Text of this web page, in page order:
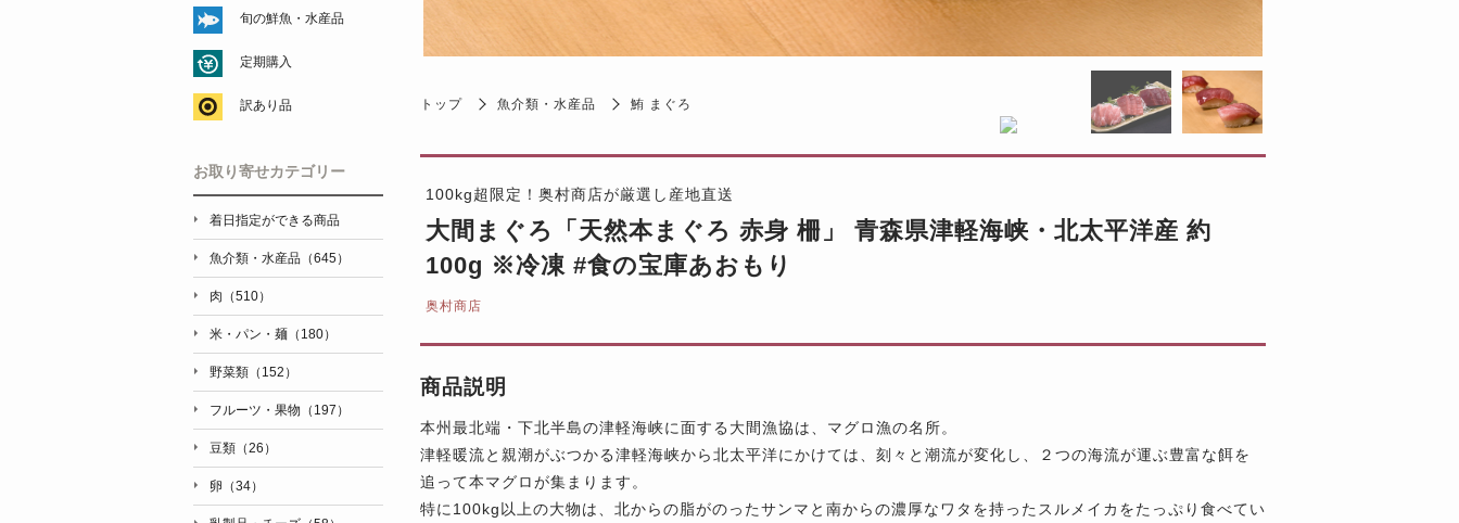
トップ 魚介類・水産品 鮪 まぐろ
100kg超限定！奥村商店が厳選し産地直送
大間まぐろ「天然本まぐろ 赤身 柵」 青森県津軽海峡・北太平洋産 約
100g ※冷凍 #食の宝庫あおもり
奥村商店
商品説明
本州最北端・下北半島の津軽海峡に面する大間漁協は、マグロ漁の名所。
津軽暖流と親潮がぶつかる津軽海峡から北太平洋にかけては、刻々と潮流が変化し、２つの海流が運ぶ豊富な餌を
追って本マグロが集まります。
特に100kg以上の大物は、北からの脂がのったサンマと南からの濃厚なワタを持ったスルメイカをたっぷり食べてい
旬の鮮魚・水産品
定期購入
訳あり品
お取り寄せカテゴリー
着日指定ができる商品
魚介類・水産品（645）
肉（510）
米・パン・麺（180）
野菜類（152）
フルーツ・果物（197）
豆類（26）
卵（34）